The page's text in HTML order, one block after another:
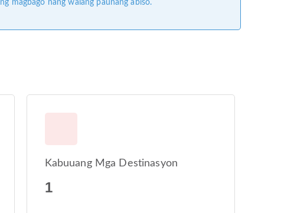
magbago nang walang paunang abiso.
Kabuuang Mga Destinasyon
1